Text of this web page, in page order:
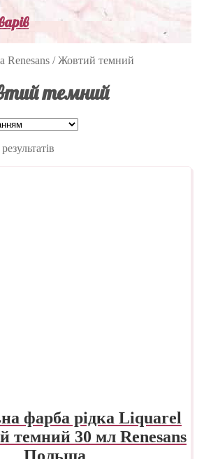
Renesans /Жовтий темний
темний
фарба рідка Liquarel
темний 30 мл Renesans